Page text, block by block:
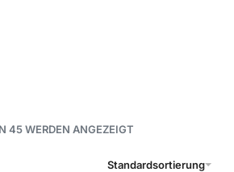
45 WERDEN ANGEZEIGT
Standardsortierung